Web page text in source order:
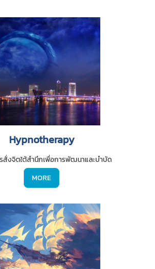
Hypnotherapy
สั่งจิตใต้สำนึกเพื่อการพัฒนาและบำบัด
MORE